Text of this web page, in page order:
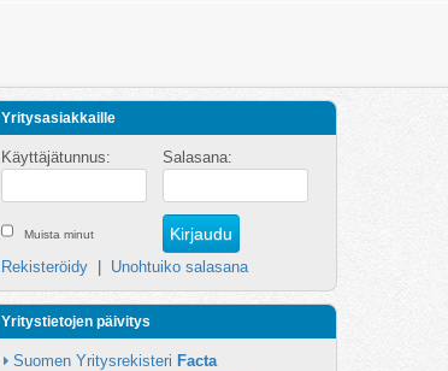
Yritysasiakkaille
Käyttäjätunnus: Salasana:
Muista minut
Rekisteröidy Unohtuiko salasana
Yritystietojen päivitys
Suomen Yritysrekisteri Facta